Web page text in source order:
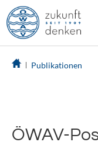
Publikationen
ÖWAV-